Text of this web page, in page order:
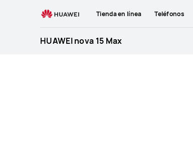
Tienda en línea Teléfonos
HUAWEI nova 15 Max